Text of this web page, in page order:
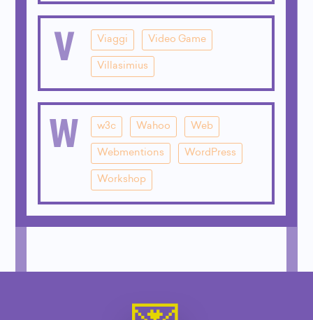
V Viaggi Video Game
Villasimius
W w3c Wahoo Web
Webmentions WordPress
Workshop